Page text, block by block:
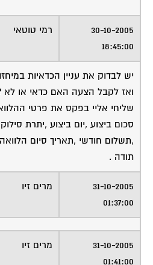
30-10-2005
18:45:00
רמי טוטאי
יש לבדוק את עניין הכדאיות
ואז לקבל הצעה האם כדאי או לא
שליחי אליי בפקס את פרטי
סכום ביצוע ,יום ביצוע ,יתרת
,תשלום חודשי ,תאריך סיום
תודה .
31-10-2005
01:37:00
מרים זיו
31-10-2005
01:41:00
מרים זיו